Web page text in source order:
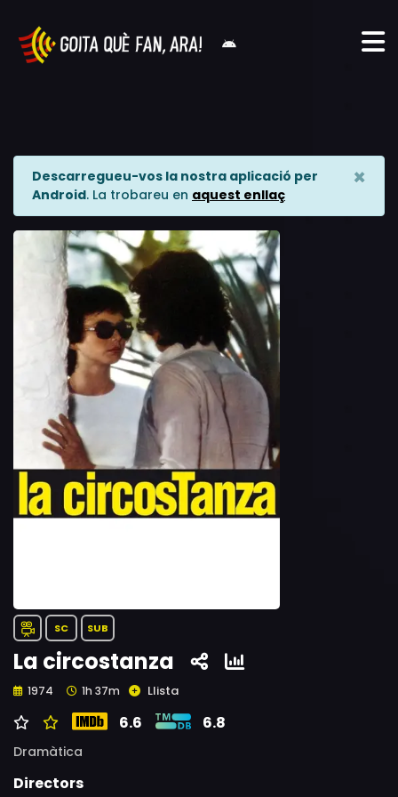
Descarregueu-vos la nostra aplicació per
Android. La trobareu en aquest enllaç
×
SC SUB
La circostanza
1974 1h 37m Llista
6.6 6.8
Dramàtica
Directors